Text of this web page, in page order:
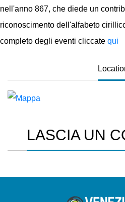
nell'anno 867, che diede un
riconoscimento dell'alfabeto
completo degli eventi cliccate qui
LASCIA UN